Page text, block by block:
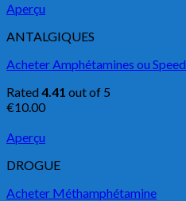
Aperçu
ANTALGIQUES
Acheter Amphétamines ou Speed
Rated4.41 out of 5
€10.00
Aperçu
DROGUE
Acheter Méthamphétamine